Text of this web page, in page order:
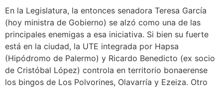
En la Legislatura, la entonces senadora Teresa García
(hoy ministra de Gobierno) se alzó como una de las
principales enemigas a esa iniciativa. Si bien su fuerte
está en la ciudad, la UTE integrada por Hapsa
(Hipódromo de Palermo) y Ricardo Benedicto (ex socio
de Cristóbal López) controla en territorio bonaerense
los bingos de Los Polvorines, Olavarría y Ezeiza. Otro